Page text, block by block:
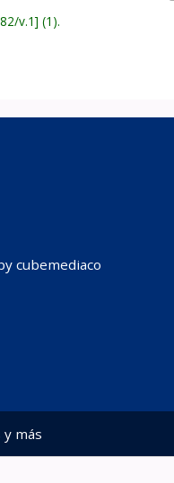
v.1 (1).
cubemediaco
más